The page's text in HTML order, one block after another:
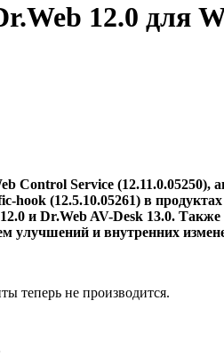
12.0 для
Service (12.11.0.05250),
(12.5.10.05261) в
и Dr.Web AV-Desk 13.0.
улучшений и внутренних
теперь не производится.